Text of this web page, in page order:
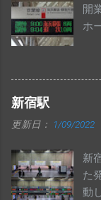
開
ホ
新宿駅
更新日： 1/09/2022
新
た
動